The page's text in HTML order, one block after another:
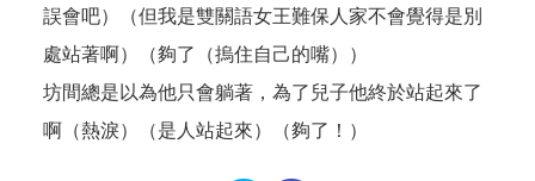
誤會吧）（但我是雙關語女王難保人家不會覺得是別
處站著啊）（夠了（摀住自己的嘴））
坊間總是以為他只會躺著，為了兒子他終於站起來了
啊（熱淚）（是人站起來）（夠了！）